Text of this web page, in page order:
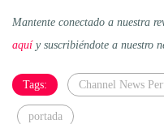
Mantente conectado a nuestra
aquíy suscribiéndote a nuestro
Tags: Channel News
portada